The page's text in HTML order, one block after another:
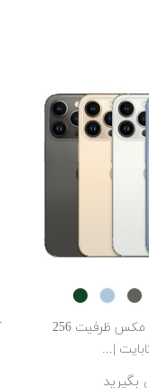
Graphite
Sierra
Alpine
آیفون 13 پرو مکس ظرفیت 256
|...
بگیرید